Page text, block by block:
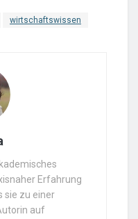
wirtschaftswissen
Erfahrung
sie zu einer
auf